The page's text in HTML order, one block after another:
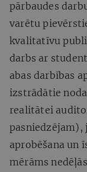
pārbaudes
varētu
kvalitatīvu
darbs ar
abas darbības
izstrādātie
realitātei
pasniedzējam),
aprobēšana un
mērāms